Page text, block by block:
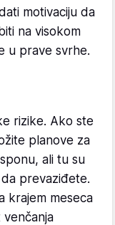
motivaciju da
na visokom
u prave svrhe.
rizike. Ako ste
planove za
ali tu su
prevaziđete.
krajem meseca